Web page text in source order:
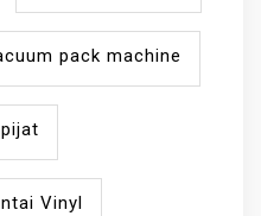
pack machine
Vinyl